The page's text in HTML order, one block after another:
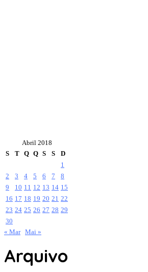
Abril 2018
S
T Q Q S S
D
1
2
3 4 5 6 7
8
9
10 11 12 13 14 15
16 17 18 19 20 21 22
23 24 25 26 27 28 29
30
« Mar Mai »
Arquivo